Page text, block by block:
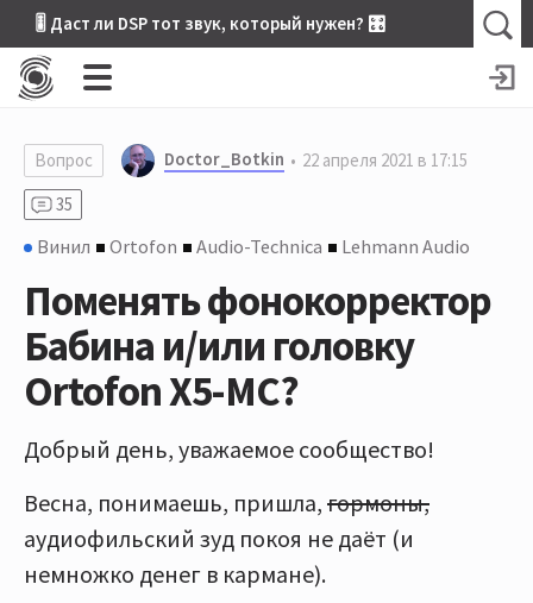
🎚 Даст ли DSP тот звук, который нужен? 🎛
Вопрос Doctor_Botkin
22 апреля 2021 в 17:15
35
Винил Ortofon Audio-Technica Lehmann Audio
Поменять фонокорректор
Бабина и/или головку
Ortofon X5-MC?
Добрый день, уважаемое сообщество!
Весна, понимаешь, пришла, гормоны,
аудиофильский зуд покоя не даёт (и
немножко денег в кармане).